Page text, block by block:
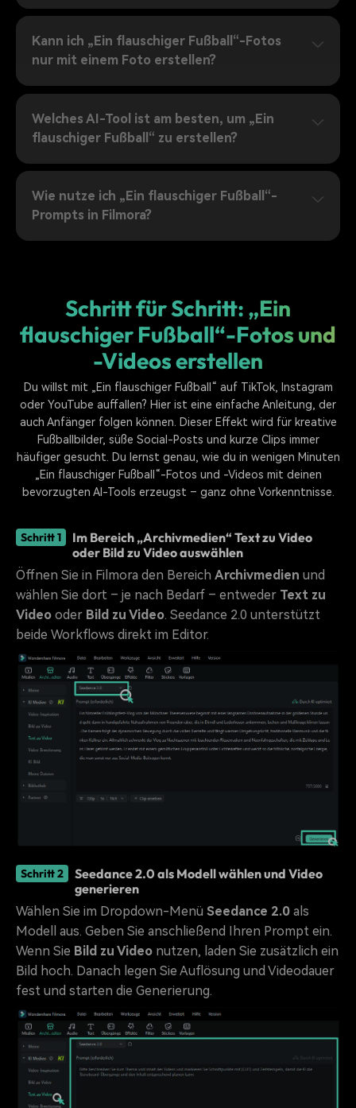
Kann ich „Ein flauschiger Fußball“-Fotos
nur mit einem Foto erstellen?
Welches AI-Tool ist am besten, um „Ein
flauschiger Fußball“ zu erstellen?
Wie nutze ich „Ein flauschiger Fußball“-
Prompts in Filmora?
Schritt für Schritt: „Ein
flauschiger Fußball“-Fotos und
-Videos erstellen
Du willst mit „Ein flauschiger Fußball“ auf TikTok, Instagram
oder YouTube auffallen? Hier ist eine einfache Anleitung, der
auch Anfänger folgen können. Dieser Effekt wird für kreative
Fußballbilder, süße Social-Posts und kurze Clips immer
häufiger gesucht. Du lernst genau, wie du in wenigen Minuten
„Ein flauschiger Fußball“-Fotos und -Videos mit deinen
bevorzugten AI-Tools erzeugst – ganz ohne Vorkenntnisse.
Schritt 1
Im Bereich „Archivmedien“ Text zu Video
oder Bild zu Video auswählen
Öffnen Sie in Filmora den Bereich Archivmedien und
wählen Sie dort – je nach Bedarf – entweder Text zu
Video oder Bild zu Video. Seedance 2.0 unterstützt
beide Workflows direkt im Editor.
Schritt 2
Seedance 2.0 als Modell wählen und Video
generieren
Wählen Sie im Dropdown-Menü Seedance 2.0 als
Modell aus. Geben Sie anschließend Ihren Prompt ein.
Wenn Sie Bild zu Video nutzen, laden Sie zusätzlich ein
Bild hoch. Danach legen Sie Auflösung und Videodauer
fest und starten die Generierung.